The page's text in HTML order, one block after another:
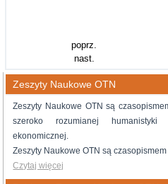
poprz.
nast.
Zeszyty Naukowe OTN
Zeszyty Naukowe OTN są
szeroko rozumianej humanistyki
ekonomicznej.
Zeszyty Naukowe OTN są
Czytaj więcej